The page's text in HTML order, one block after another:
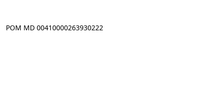
POM MD 00410000263930222